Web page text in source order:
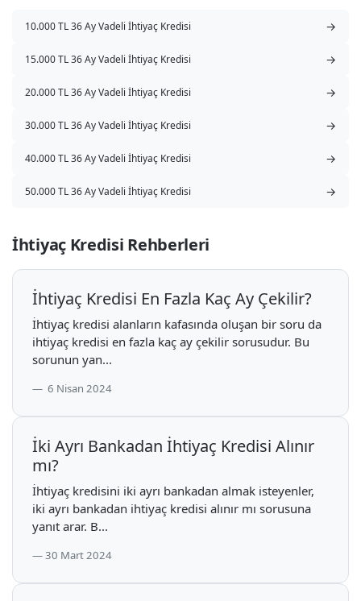
10.000 TL 36 Ay Vadeli İhtiyaç Kredisi →
15.000 TL 36 Ay Vadeli İhtiyaç Kredisi →
20.000 TL 36 Ay Vadeli İhtiyaç Kredisi →
30.000 TL 36 Ay Vadeli İhtiyaç Kredisi →
40.000 TL 36 Ay Vadeli İhtiyaç Kredisi →
50.000 TL 36 Ay Vadeli İhtiyaç Kredisi →
İhtiyaç Kredisi Rehberleri
İhtiyaç Kredisi En Fazla Kaç Ay Çekilir?
İhtiyaç kredisi alanların kafasında oluşan bir soru da
ihtiyaç kredisi en fazla kaç ay çekilir sorusudur. Bu
sorunun yan...
6 Nisan 2024
İki Ayrı Bankadan İhtiyaç Kredisi Alınır
mı?
İhtiyaç kredisini iki ayrı bankadan almak isteyenler,
iki ayrı bankadan ihtiyaç kredisi alınır mı sorusuna
yanıt arar. B...
30 Mart 2024